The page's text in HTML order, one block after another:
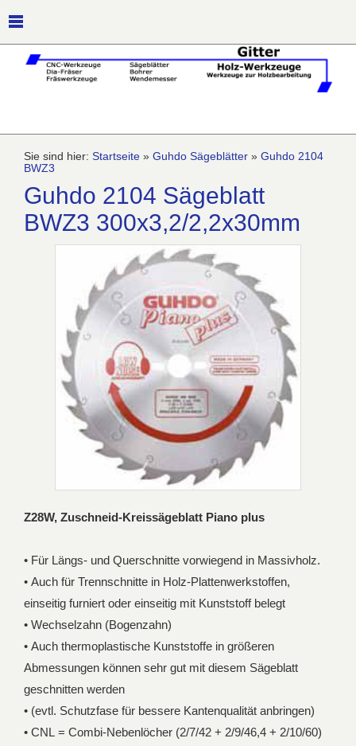
Sie sind hier: Startseite » Guhdo Sägeblätter » Guhdo 2104
BWZ3
Guhdo 2104 Sägeblatt
BWZ3 300x3,2/2,2x30mm
Z28W, Zuschneid-Kreissägeblatt Piano plus
• Für Längs- und Querschnitte vorwiegend in Massivholz.
• Auch für Trennschnitte in Holz-Plattenwerkstoffen,
einseitig furniert oder einseitig mit Kunststoff belegt
• Wechselzahn (Bogenzahn)
• Auch thermoplastische Kunststoffe in größeren
Abmessungen können sehr gut mit diesem Sägeblatt
geschnitten werden
• (evtl. Schutzfase für bessere Kantenqualität anbringen)
• CNL = Combi-Nebenlöcher (2/7/42 + 2/9/46,4 + 2/10/60)